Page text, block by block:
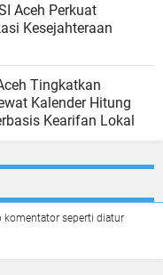
Aceh Perkuat
Kesejahteraan
Tingkatkan
Kalender Hitung
Kearifan Lokal
komentator seperti diatur